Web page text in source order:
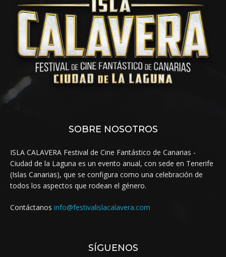
SOBRE NOSOTROS
ISLA CALAVERA Festival de Cine Fantástico de Canarias -
Ciudad de la Laguna es un evento anual, con sede en Tenerife
(Islas Canarias), que se configura como una celebración de
todos los aspectos que rodean el género.
Contáctanos info@festivalislacalavera.com
SÍGUENOS